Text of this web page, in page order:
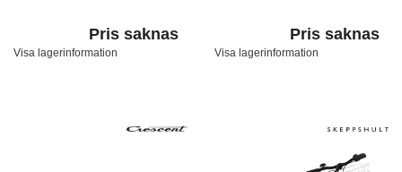
Pris saknas
Visa lagerinformation
Pris saknas
Visa lagerinformation